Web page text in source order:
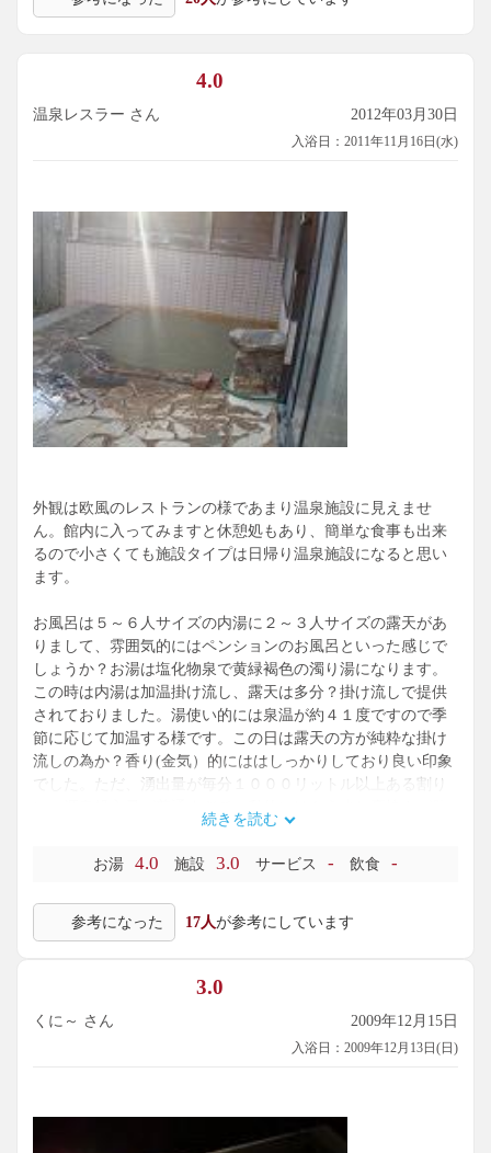
4.0
温泉レスラー さん 2012年03月30日
入浴日：2011年11月16日(水)
外観は欧風のレストランの様であまり温泉施設に見えませ
ん。館内に入ってみますと休憩処もあり、簡単な食事も出来
るので小さくても施設タイプは日帰り温泉施設になると思い
ます。
お風呂は５～６人サイズの内湯に２～３人サイズの露天があ
りまして、雰囲気的にはペンションのお風呂といった感じで
しょうか？お湯は塩化物泉で黄緑褐色の濁り湯になります。
この時は内湯は加温掛け流し、露天は多分？掛け流しで提供
されておりました。湯使い的には泉温が約４１度ですので季
節に応じて加温する様です。この日は露天の方が純粋な掛け
流しの為か？香り(金気）的にははしっかりしており良い印象
でした。ただ、湧出量が毎分１０００リットル以上ある割り
しかったです。(贅沢感が味わいたかったです！）
最後に空いていればの話ですが、隠れ家的雰囲気でのんびり
※５００円 １１時～２２時
続きを読む
お湯 4.0 施設 3.0 サービス - 飲食 -
参考になった 17人が参考にしています
3.0
くに～ さん 2009年12月15日
入浴日：2009年12月13日(日)